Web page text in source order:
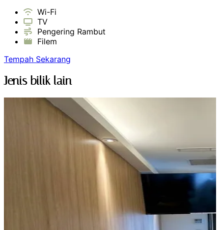
Wi-Fi
TV
Pengering Rambut
Filem
Tempah Sekarang
Jenis bilik lain